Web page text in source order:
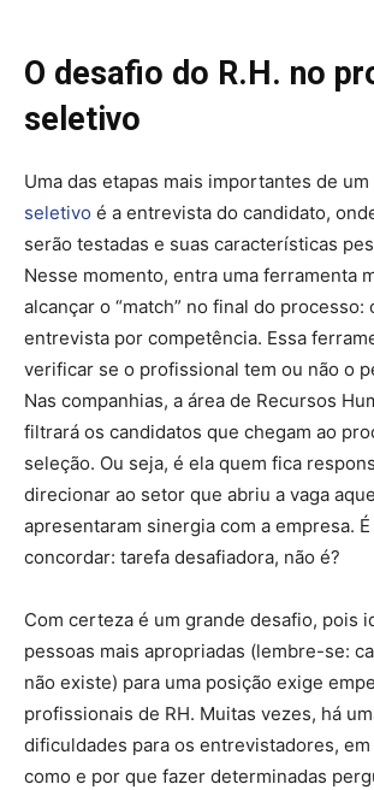
O desafio do R.H. no
seletivo
Uma das etapas mais importantes de um
seletivo é a entrevista do candidato,
serão testadas e suas características
Nesse momento, entra uma ferramenta
alcançar o “match” no final do processo:
entrevista por competência. Essa
verificar se o profissional tem ou não o
Nas companhias, a área de Recursos
filtrará os candidatos que chegam ao
seleção. Ou seja, é ela quem fica
direcionar ao setor que abriu a vaga
apresentaram sinergia com a empresa.
concordar: tarefa desafiadora, não é?
Com certeza é um grande desafio, pois
pessoas mais apropriadas (lembre-se:
não existe) para uma posição exige
profissionais de RH. Muitas vezes, há
dificuldades para os entrevistadores,
como e por que fazer determinadas